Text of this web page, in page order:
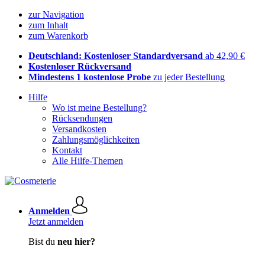
zur Navigation
zum Inhalt
zum Warenkorb
Deutschland: Kostenloser Standardversand ab 42,90 €
Kostenloser Rückversand
Mindestens 1 kostenlose Probe zu jeder Bestellung
Hilfe
Wo ist meine Bestellung?
Rücksendungen
Versandkosten
Zahlungsmöglichkeiten
Kontakt
Alle Hilfe-Themen
Anmelden
Jetzt anmelden
Bist du neu hier?